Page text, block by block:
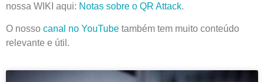
nossa WIKI aqui: Notas sobre o QR Attack.
O nosso canal no YouTube também tem muito conteúdo
relevante e útil.